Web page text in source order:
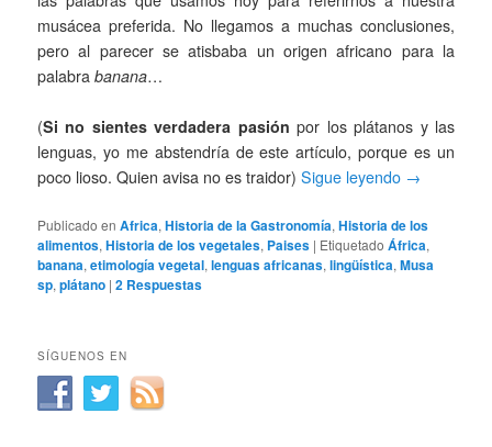
musácea preferida. No llegamos a muchas conclusiones,
pero al parecer se atisbaba un origen africano para la
palabrabanana…
(Si no sientes verdadera pasión por los plátanos y las
lenguas, yo me abstendría de este artículo, porque es un
poco lioso. Quien avisa no es traidor)Sigue leyendo →
Publicado en Africa,Historia de la Gastronomía,Historia de los
alimentos,Historia de los vegetales, Paises | Etiquetado África,
banana,etimología vegetal,lenguas africanas,lingüística,Musa
sp,plátano |2 Respuestas
SÍGUENOS EN